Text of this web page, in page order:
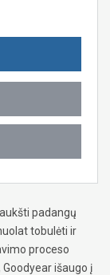
padangų
tobulėti ir
proceso
išaugo į